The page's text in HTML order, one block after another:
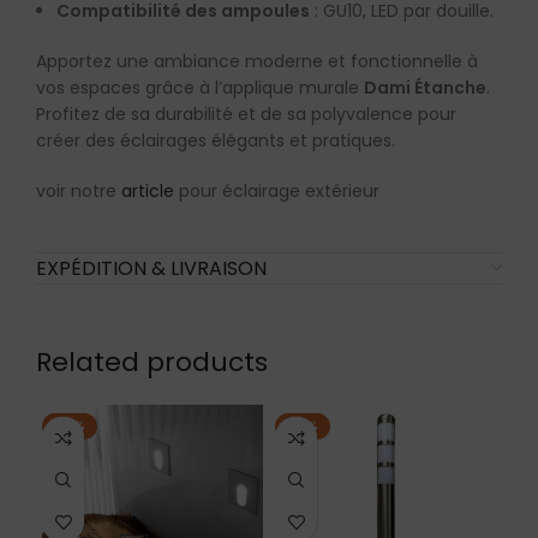
Compatibilité des ampoules : GU10, LED par douille.
Apportez une ambiance moderne et fonctionnelle à
vos espaces grâce à l’applique murale Dami Étanche.
Profitez de sa durabilité et de sa polyvalence pour
créer des éclairages élégants et pratiques.
voir notre article pour éclairage extérieur
EXPÉDITION & LIVRAISON
Related products
-18% -19%